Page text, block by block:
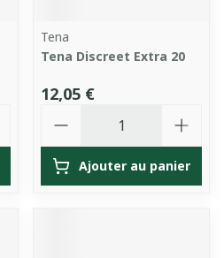
Tena
Tena Discreet Extra 20
12,05 €
Ajouter au panier